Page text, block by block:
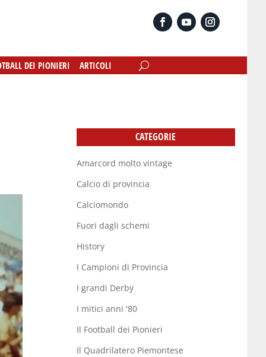
DEI PIONIERI ARTICOLI
DEI PIONIERI ARTICOLI
CATEGORIE
Amarcord molto vintage
Calcio di provincia
Calciomondo
Fuori dagli schemi
History
I Campioni di Provincia
I grandi Derby
I mitici anni '80
Il Football dei Pionieri
Il Quadrilatero Piemontese